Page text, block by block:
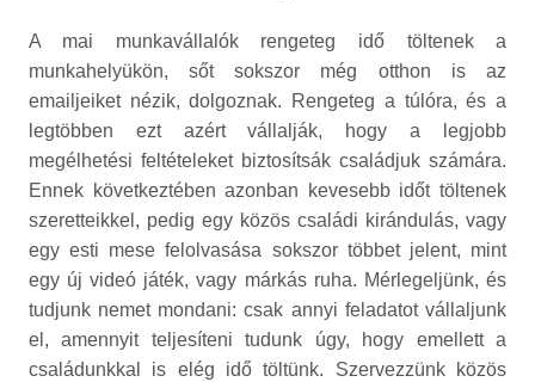
A mai munkavállalók rengeteg idő töltenek a
munkahelyükön, sőt sokszor még otthon is az
emailjeiket nézik, dolgoznak. Rengeteg a túlóra, és a
legtöbben ezt azért vállalják, hogy a legjobb
megélhetési feltételeket biztosítsák családjuk számára.
Ennek következtében azonban kevesebb időt töltenek
szeretteikkel, pedig egy közös családi kirándulás, vagy
egy esti mese felolvasása sokszor többet jelent, mint
egy új videó játék, vagy márkás ruha. Mérlegeljünk, és
tudjunk nemet mondani: csak annyi feladatot vállaljunk
el, amennyit teljesíteni tudunk úgy, hogy emellett a
családunkkal is elég idő töltünk. Szervezzünk közös